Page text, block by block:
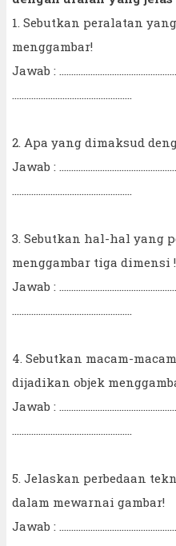
1. Sebutkan peralatan
menggambar!
Jawab :
2. Apa yang dimaksud
Jawab :
3. Sebutkan hal-hal yang
menggambar tiga dimensi !
Jawab :
4. Sebutkan macam-
dijadikan objek
Jawab :
5. Jelaskan perbedaan
dalam mewarnai gambar!
Jawab :